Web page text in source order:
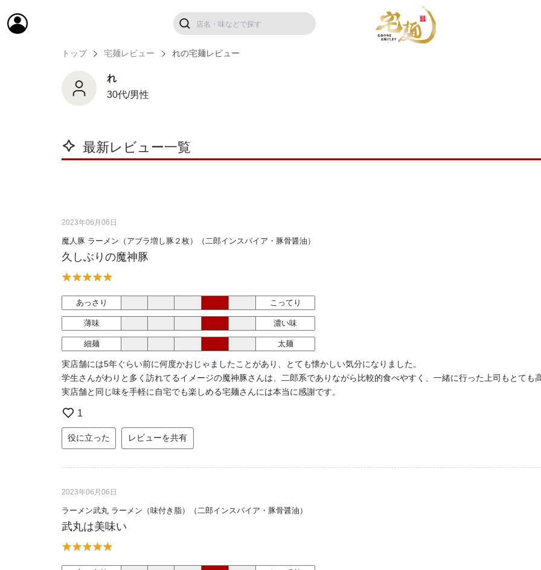
トップ 宅麺レビュー れの宅麺レビュー
れ
30代/男性
最新レビュー一覧
2023年06月06日
魔人豚 ラーメン（アブラ増し豚２枚）（二郎インスパイア・豚骨醤油）
久しぶりの魔神豚
あっさり こってり
薄味 濃い味
細麺 太麺
実店舗には5年ぐらい前に何度かおじゃましたことがあり、とても懐かしい気分になりました。
学生さんがわりと多く訪れてるイメージの魔神豚さんは、二郎系でありながら比較的食べやすく、一緒に行った上司もとても
実店舗と同じ味を手軽に自宅でも楽しめる宅麺さんには本当に感謝です。
1
役に立った レビューを共有
2023年06月06日
ラーメン武丸 ラーメン（味付き脂）（二郎インスパイア・豚骨醤油）
武丸は美味い